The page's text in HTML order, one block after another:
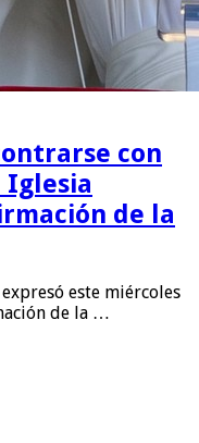
con
Iglesia
de la
este miércoles
de la …